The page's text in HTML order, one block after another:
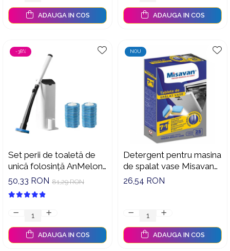
ADAUGA IN COS ADAUGA IN COS
-38%
Set perii de toaletă de
unică folosință AnMelon
cu suport de perete, alb
81,29 RON
50,33 RON
ADAUGA IN COS
NOU
Detergent pentru masina
de spalat vase Misavan
7in1 25 tablete, 30112
26,54 RON
ADAUGA IN COS